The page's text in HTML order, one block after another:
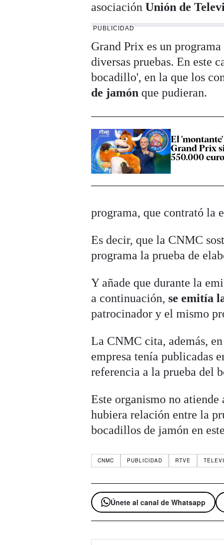
asociaciónUnión de
PUBLICIDAD
Grand Prix es un
diversas pruebas. En este
bocadillo', en la que los
de jamónque pudieran.
El
Grand Prix
550.000
programa, que contrató la
Es decir, que la CNMC
programa la prueba de
Y añade que durante la
a continuación, se emitía
patrocinador y el mismo
La CNMC cita, además,
empresa tenía publicadas
referencia a la prueba del
Este organismo no atiende
hubiera relación entre la
bocadillos de jamón en
CNMC PUBLICIDAD RTVE
Únete al canal de Whatsapp